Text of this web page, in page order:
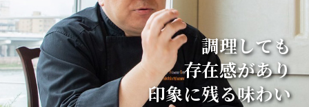
調理しても
存在感があり
印象に残る味わい